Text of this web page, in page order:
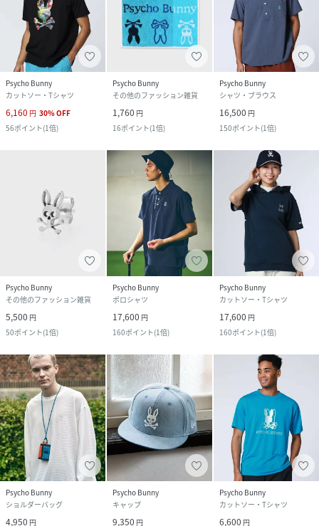
Psycho Bunny
カットソー・Tシャツ
6,160 円 30%OFF
56ポイント(1倍)
Psycho Bunny
その他のファッション雑貨
1,760 円
16ポイント(1倍)
Psycho Bunny
シャツ・ブラウス
16,500 円
150ポイント(1倍)
Psycho Bunny
その他のファッション雑貨
5,500 円
50ポイント(1倍)
Psycho Bunny
ポロシャツ
17,600 円
160ポイント(1倍)
Psycho Bunny
カットソー・Tシャツ
17,600 円
160ポイント(1倍)
Psycho Bunny
ショルダーバッグ
4,950 円
Psycho Bunny
キャップ
9,350 円
Psycho Bunny
カットソー・Tシャツ
6,600 円